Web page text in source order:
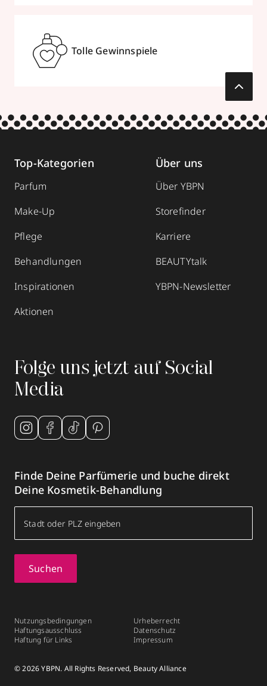
Tolle Gewinnspiele
Top-Kategorien
Parfum
Make-Up
Pflege
Behandlungen
Inspirationen
Aktionen
Über uns
Über YBPN
Storefinder
Karriere
BEAUTYtalk
YBPN-Newsletter
Folge uns jetzt auf Social
Media
Finde Deine Parfümerie und buche direkt
Deine Kosmetik-Behandlung
Suchen
Nutzungsbedingungen
Haftungsausschluss
Haftung für Links
Urheberrecht
Datenschutz
Impressum
© 2026 YBPN. All Rights Reserved, Beauty Alliance